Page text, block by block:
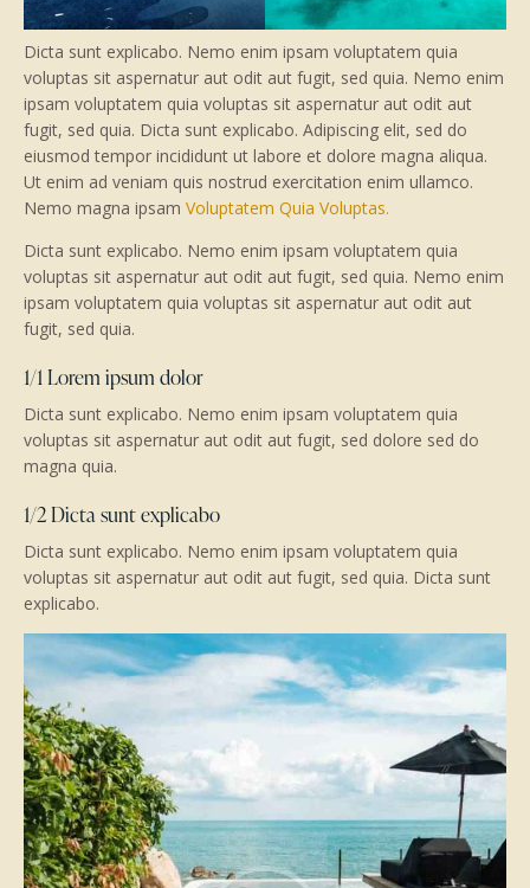
Dicta sunt explicabo. Nemo enim ipsam voluptatem quia
voluptas sit aspernatur aut odit aut fugit, sed quia. Nemo enim
ipsam voluptatem quia voluptas sit aspernatur aut odit aut
fugit, sed quia. Dicta sunt explicabo. Adipiscing elit, sed do
eiusmod tempor incididunt ut labore et dolore magna aliqua.
Ut enim ad veniam quis nostrud exercitation enim ullamco.
Nemo magna ipsam Voluptatem Quia Voluptas.
Dicta sunt explicabo. Nemo enim ipsam voluptatem quia
voluptas sit aspernatur aut odit aut fugit, sed quia. Nemo enim
ipsam voluptatem quia voluptas sit aspernatur aut odit aut
fugit, sed quia.
1/1 Lorem ipsum dolor
Dicta sunt explicabo. Nemo enim ipsam voluptatem quia
voluptas sit aspernatur aut odit aut fugit, sed dolore sed do
magna quia.
1/2 Dicta sunt explicabo
Dicta sunt explicabo. Nemo enim ipsam voluptatem quia
voluptas sit aspernatur aut odit aut fugit, sed quia. Dicta sunt
explicabo.